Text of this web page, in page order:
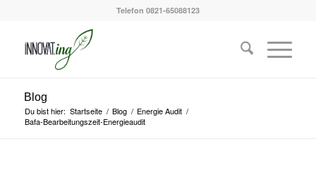
Telefon 0821-65088123
Blog
Du bist hier: Startseite / Blog / Energie Audit /
Bafa-Bearbeitungszeit-Energieaudit